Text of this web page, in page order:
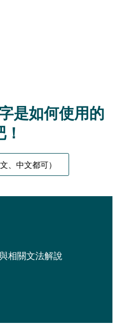
是如何使用的
！
相關文法解說